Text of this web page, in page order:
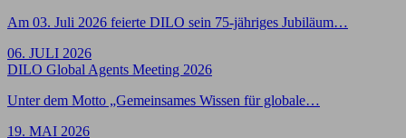
Am 03. Juli 2026 feierte DILO sein 75-jähriges Jubiläum…
06. JULI 2026
DILO Global Agents Meeting 2026
Unter dem Motto „Gemeinsames Wissen für globale…
19. MAI 2026